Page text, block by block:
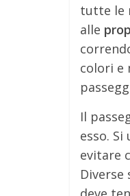
tutte le
alle
colori e
Il
esso. Si
evitare
Diverse